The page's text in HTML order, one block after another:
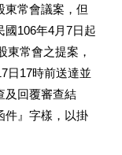
東常會議案，但
國106年4月7日起
東常會之提案，
日17時前送達並
及回覆審查結
件』字樣，以掛